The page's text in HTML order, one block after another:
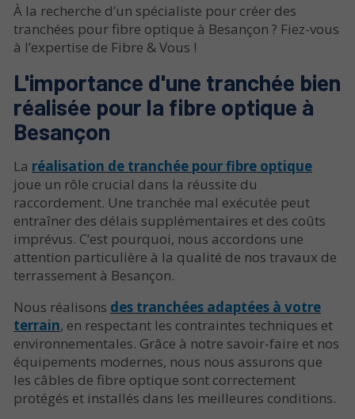
À la recherche d’un spécialiste pour créer des
tranchées pour fibre optique à Besançon ? Fiez-vous
à l’expertise de Fibre & Vous !
L'importance d'une tranchée bien
réalisée pour la fibre optique à
Besançon
La réalisation de tranchée pour fibre optique
joue un rôle crucial dans la réussite du
raccordement. Une tranchée mal exécutée peut
entraîner des délais supplémentaires et des coûts
imprévus. C’est pourquoi, nous accordons une
attention particulière à la qualité de nos travaux de
terrassement à Besançon.
Nous réalisons des tranchées adaptées à votre
terrain, en respectant les contraintes techniques et
environnementales. Grâce à notre savoir-faire et nos
équipements modernes, nous nous assurons que
les câbles de fibre optique sont correctement
protégés et installés dans les meilleures conditions.